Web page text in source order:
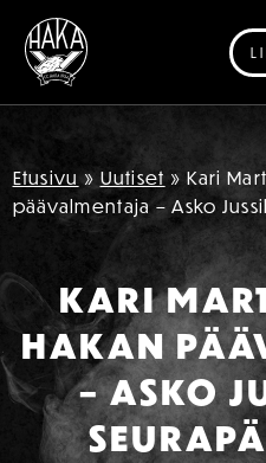
Siirry sisältöön
Etusivu » Uutiset » Kari
päävalmentaja – Asko
KARI
HAKAN
– ASKO